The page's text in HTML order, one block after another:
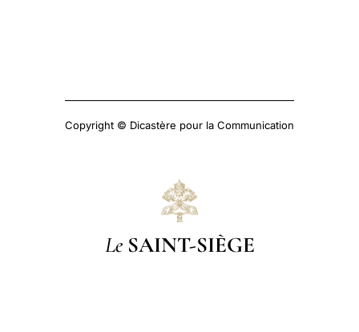
Copyright © Dicastère pour la Communication
Le SAINT-SIÈGE